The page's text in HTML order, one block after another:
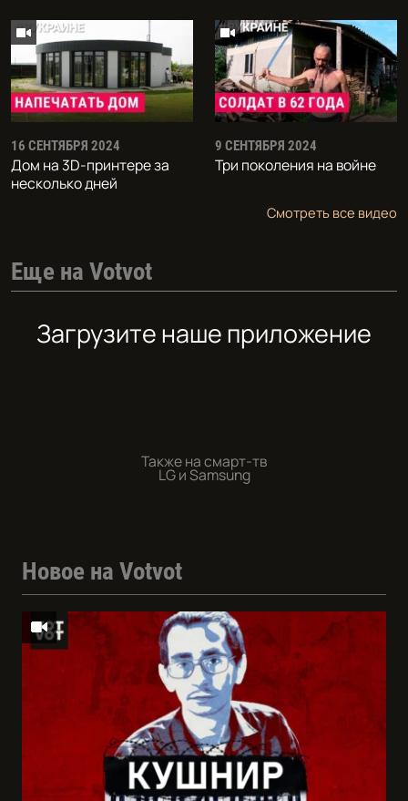
16 СЕНТЯБРЯ 2024
Дом на 3D-принтере за
несколько дней
9 СЕНТЯБРЯ 2024
Три поколения на войне
Смотреть все видео
Еще на Votvot
Загрузите наше приложение
Также на смарт-тв
LG и Samsung
Новое на Votvot